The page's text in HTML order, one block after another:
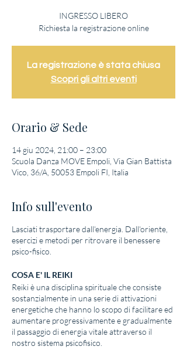
INGRESSO LIBERO
Richiesta la registrazione online
La registrazione è stata chiusa
Scopri gli altri eventi
Orario & Sede
14 giu 2024, 21:00 – 23:00
Scuola Danza MOVE Empoli, Via Gian Battista
Vico, 36/A, 50053 Empoli FI, Italia
Info sull'evento
Lasciati trasportare dall'energia. Dall'oriente,
esercizi e metodi per ritrovare il benessere
psico-fisico.
COSA E' IL REIKI
Reiki è una disciplina spirituale che consiste
sostanzialmente in una serie di attivazioni
energetiche che hanno lo scopo di facilitare ed
aumentare progressivamente e gradualmente
il passaggio di energia vitale attraverso il
nostro sistema psicofisico.